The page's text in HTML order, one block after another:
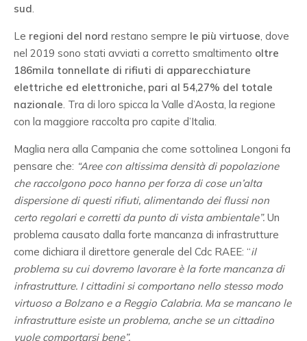
sud.
Le regioni del nord restano sempre le più virtuose, dove
nel 2019 sono stati avviati a corretto smaltimento oltre
186mila tonnellate di rifiuti di apparecchiature
elettriche ed elettroniche, pari al 54,27% del totale
nazionale. Tra di loro spicca la Valle d’Aosta, la regione
con la maggiore raccolta pro capite d’Italia.
Maglia nera alla Campania che come sottolinea Longoni fa
pensare che: “Aree con altissima densità di popolazione
che raccolgono poco hanno per forza di cose un’alta
dispersione di questi rifiuti, alimentando dei flussi non
certo regolari e corretti da punto di vista ambientale”. Un
problema causato dalla forte mancanza di infrastrutture
come dichiara il direttore generale del Cdc RAEE: “il
problema su cui dovremo lavorare è la forte mancanza di
infrastrutture. I cittadini si comportano nello stesso modo
virtuoso a Bolzano e a Reggio Calabria. Ma se mancano le
infrastrutture esiste un problema, anche se un cittadino
vuole comportarsi bene”.